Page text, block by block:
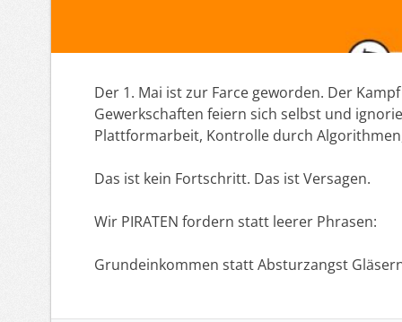
Der 1. Mai ist zur Farce geworden. Der
Gewerkschaften feiern sich selbst und
Plattformarbeit, Kontrolle durch
Das ist kein Fortschritt. Das ist Versagen.
Wir PIRATEN fordern statt leerer Phrasen:
Grundeinkommen statt Absturzangst